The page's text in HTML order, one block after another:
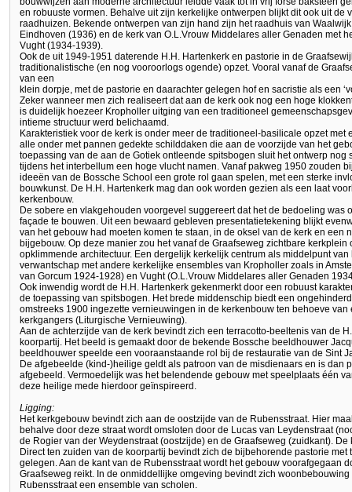
en robuuste vormen. Behalve uit zijn kerkelijke ontwerpen blijkt dit ook uit de
raadhuizen. Bekende ontwerpen van zijn hand zijn het raadhuis van
Eindhoven (1936) en de kerk van O.L.Vrouw Middelares aller Genaden met
Vught (1934-1939).
Ook de uit 1949-1951 daterende H.H. Hartenkerk en pastorie in de
traditionalistische (en nog vooroorlogs ogende) opzet. Vooral vanaf de
van een
klein dorpje, met de pastorie en daarachter gelegen hof en sacristie als een
Zeker wanneer men zich realiseert dat aan de kerk ook nog een hoge
is duidelijk hoezeer Kropholler uitging van een traditioneel
intieme structuur werd belichaamd.
Karakteristiek voor de kerk is onder meer de traditioneel-basilicale opzet
alle onder met pannen gedekte schilddaken die aan de voorzijde van het
toepassing van de aan de Gotiek ontleende spitsbogen sluit het ontwerp
tijdens het interbellum een hoge vlucht namen. Vanaf pakweg 1950 zouden
ideeën van de Bossche School een grote rol gaan spelen, met een sterke
bouwkunst. De H.H. Hartenkerk mag dan ook worden gezien als een laat
kerkenbouw.
De sobere en vlakgehouden voorgevel suggereert dat het de bedoeling was
façade te bouwen. Uit een bewaard gebleven presentatietekening blijkt
van het gebouw had moeten komen te staan, in de oksel van de kerk en een
bijgebouw. Op deze manier zou het vanaf de Graafseweg zichtbare
opklimmende architectuur. Een dergelijk kerkelijk centrum als middelpunt
verwantschap met andere kerkelijke ensembles van Kropholler zoals in
van Gorcum 1924-1928) en Vught (O.L.Vrouw Middelares aller Genaden
Ook inwendig wordt de H.H. Hartenkerk gekenmerkt door een robuust
de toepassing van spitsbogen. Het brede middenschip biedt een
omstreeks 1900 ingezette vernieuwingen in de kerkenbouw ten behoeve
kerkgangers (Liturgische Vernieuwing).
Aan de achterzijde van de kerk bevindt zich een terracotto-beeltenis van de
koorpartij. Het beeld is gemaakt door de bekende Bossche beeldhouwer
beeldhouwer speelde een vooraanstaande rol bij de restauratie van de Sint
De afgebeelde (kind-)heilige geldt als patroon van de misdienaars en is dan
afgebeeld. Vermoedelijk was het belendende gebouw met speelplaats één
deze heilige mede hierdoor geïnspireerd.
Ligging:
Het kerkgebouw bevindt zich aan de oostzijde van de Rubensstraat. Hier
behalve door deze straat wordt omsloten door de Lucas van Leydenstraat
de Rogier van der Weydenstraat (oostzijde) en de Graafseweg (zuidkant).
Direct ten zuiden van de koorpartij bevindt zich de bijbehorende pastorie met
gelegen. Aan de kant van de Rubensstraat wordt het gebouw voorafgegaan
Graafseweg reikt. In de onmiddellijke omgeving bevindt zich
Rubensstraat een ensemble van scholen.